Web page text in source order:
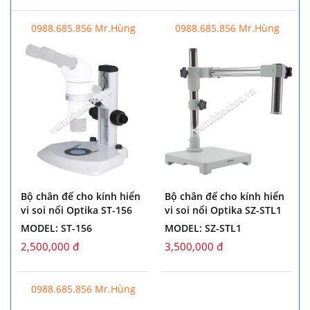
0988.685.856 Mr.Hùng
Bộ chân đế cho kính hiển
vi soi nổi Optika ST-156
MODEL: ST-156
2,500,000 đ
0988.685.856 Mr.Hùng
Bộ chân đế cho kính hiển
vi soi nổi Optika SZ-STL1
MODEL: SZ-STL1
3,500,000 đ
0988.685.856 Mr.Hùng